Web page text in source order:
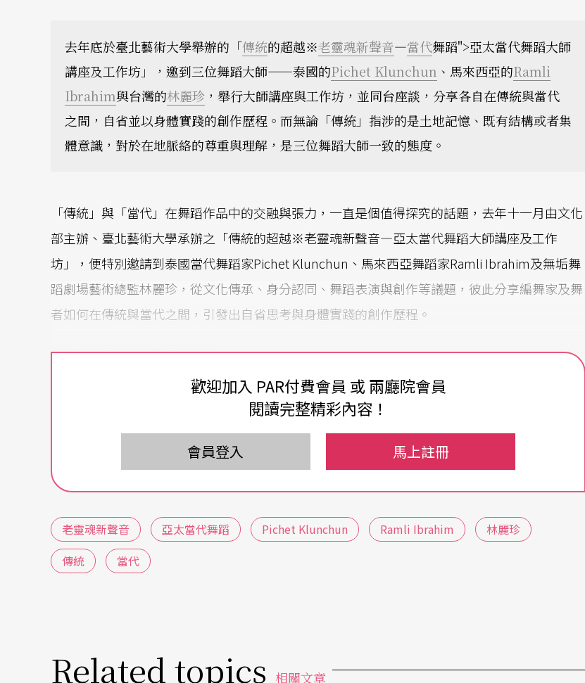
去年底於臺北藝術大學舉辦的「傳統的超越※老靈魂新聲音—當代舞蹈">亞太當代舞蹈大師
講座及工作坊」，邀到三位舞蹈大師——泰國的Pichet Klunchun 、馬來西亞的Ramli
Ibrahim與台灣的林麗珍 ，舉行大師講座與工作坊，並同台座談，分享各自在傳統與當代
之間，自省並以身體實踐的創作歷程。而無論「傳統」指涉的是土地記憶、既有結構或者集
體意識，對於在地脈絡的尊重與理解，是三位舞蹈大師一致的態度。
「傳統」與「當代」在舞蹈作品中的交融與張力，一直是個值得探究的話題，去年十一月由文化
部主辦、臺北藝術大學承辦之「傳統的超越※老靈魂新聲音—亞太當代舞蹈大師講座及工作
坊」，便特別邀請到泰國當代舞蹈家Pichet Klunchun、馬來西亞舞蹈家Ramli Ibrahim及無垢舞
蹈劇場藝術總監林麗珍，從文化傳承、身分認同、舞蹈表演與創作等議題，彼此分享編舞家及舞
者如何在傳統與當代之間，引發出自省思考與身體實踐的創作歷程。
三位大師立足傳統與當代共鳴
泰國古典舞蹈面具舞的第一把交椅Pichet Klunchun，十六歲時開始學習泰國面具舞（Khon），
他的老師Chaiyot Khummanee，則是泰國面具舞的最高等級大師。Pichet在取得泰國古典舞學
歷後，則開始致力於將泰國面具舞與當代舞蹈結合，他在泰國面具舞與當代舞蹈創作與表演之間
的努力，不僅使他受邀至亞太地區、歐洲地區和美國等地演出，更自二○○八年起獲獎無數，如
法國文化部的藝術文化獎、美國亞洲文化協會的洛克斐勒（Rockefeller）三世大獎等，獲得泰國
與世界各地的敬重。
馬來西亞舞蹈先鋒Ramli Ibrahim，則曾被命名為馬來西亞的國寶藝術家（Malaysia Living Herita
蹈劇場，更在馬來西亞塑造出一批新一代的印度古典舞表演者。
歡迎加入 PAR付費會員 或 兩廳院會員
閱讀完整精彩內容！
會員登入 馬上註冊
老靈魂新聲音 亞太當代舞蹈 Pichet Klunchun Ramli Ibrahim
林麗珍
傳統
當代
Related topics 相關文章